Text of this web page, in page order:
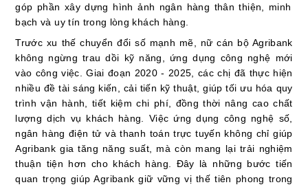
góp phần xây dựng hình ảnh ngân hàng thân thiện, minh
bạch và uy tín trong lòng khách hàng.
Trước xu thế chuyển đổi số mạnh mẽ , nữ cán bộ Agribank
không ngừng trau dồi kỹ năng, ứng dụng công nghệ mới
vào công việc. Giai đoạn 2020 - 2025, các chị đã thực hiện
nhiều đề tài sáng kiến, cải tiến kỹ thuật , giúp tối ưu hóa quy
trình vận hành, tiết kiệm chi phí, đồng thời nâng cao chất
lượng dịch vụ khách hàng.
Việcứng dụng công nghệ số,
ngân hàng điện tử và thanh toán trực tuyến không chỉ giúp
Agribank gia tăng năng suất, mà còn mang lại trải nghiệm
thuận tiện hơn cho khách hàng. Đây là những bước tiến
quan trọng giúp Agribank giữ vững vị thế tiên phong trong